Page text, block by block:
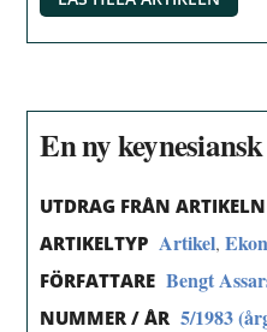
En ny
UTDRAG FRÅN ARTIKELN
ARTIKELTYP Artikel,
FÖRFATTARE Bengt
NUMMER / ÅR 5/1983